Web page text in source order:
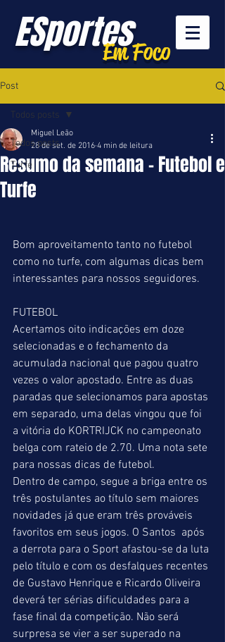
ESportesEm Foco
Post
Todos posts
Turfe
Todos posts
Resumo da semana - Futebol e
Turfe
Miguel Leão
28 de set. de 2016 4 min de leitura
Bom aproveitamento tanto no futebol
como no turfe, com algumas dicas bem
interessantes para nossos seguidores.
FUTEBOL
Acertamos oito indicações em doze
selecionadas e o fechamento da
acumulada nacional que pagou quatro
vezes o valor apostado. Entre as duas
paradas que selecionamos para apostas
em separado, uma delas vingou que foi
a vitória do KORTRIJCK no campeonato
belga com rateio de 2.70. Uma nota sete
para nossas dicas de futebol.
Dentro de campo, segue a briga entre os
três postulantes ao título sem maiores
novidades já que eram três prováveis
favoritos em seus jogos. O Santos  após
a derrota para o Sport afastou-se da luta
pelo título e com os desfalques recentes
de Gustavo Henrique e Ricardo Oliveira
deverá ter sérias dificuldades para a
fase final da competição. Não será
surpresa se vier a ser superado na